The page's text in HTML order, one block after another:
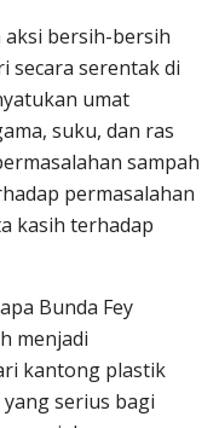
aksi bersih-bersih
secara serentak di
umat
suku, dan ras
sampah
permasalahan
kasih terhadap
Bunda Fey
menjadi
kantong plastik
serius bagi